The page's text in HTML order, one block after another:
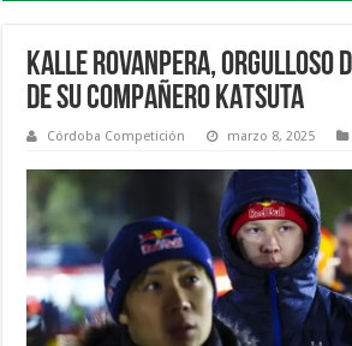
KALLE ROVANPERA, ORGULLOSO
DE SU COMPAÑERO KATSUTA
Córdoba Competición marzo 8, 2025